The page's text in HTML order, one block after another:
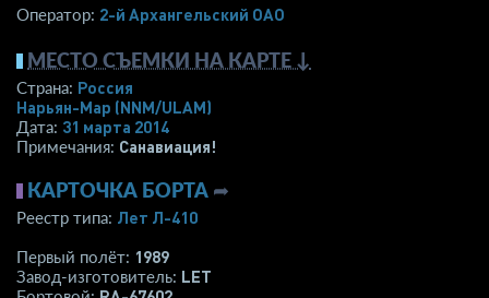
Оператор: 2-й Архангельский ОАО
МЕСТО СЪЕМКИ НА КАРТЕ ↓
Страна: Россия
Нарьян-Мар (NNM/ULAM)
Дата: 31 марта 2014
Примечания: Санавиация!
КАРТОЧКА БОРТА ➦
Реестр типа: Лет Л-410
Первый полёт: 1989
Завод-изготовитель: LET